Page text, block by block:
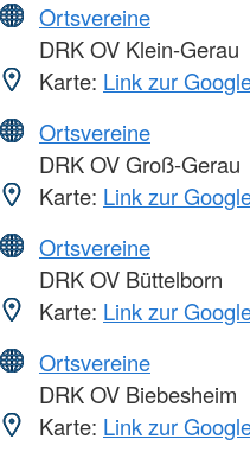
Ortsvereine
DRK OV Klein-Gerau
Karte: Link zur
Ortsvereine
DRK OV Groß-Gerau
Karte: Link zur
Ortsvereine
DRK OV Büttelborn
Karte: Link zur
Ortsvereine
DRK OV Biebesheim
Karte: Link zur